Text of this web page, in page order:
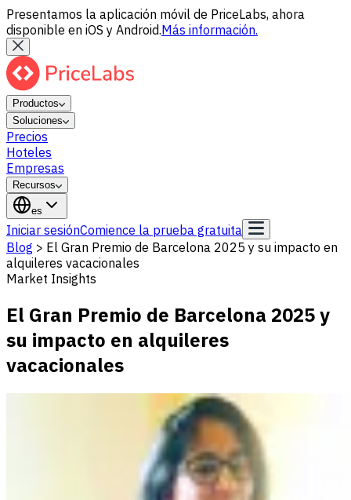
Presentamos la aplicación móvil de PriceLabs, ahora
disponible en iOS y Android.Más información.
Productos
Soluciones
Precios
Hoteles
Empresas
Recursos
es
Iniciar sesiónComience la prueba gratuita
Blog > El Gran Premio de Barcelona 2025 y su impacto en
alquileres vacacionales
Market Insights
El Gran Premio de Barcelona 2025 y
su impacto en alquileres
vacacionales